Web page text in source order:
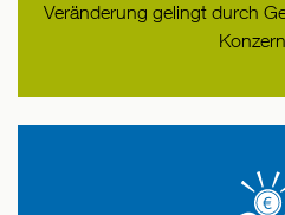
Veränderung gelingt durch